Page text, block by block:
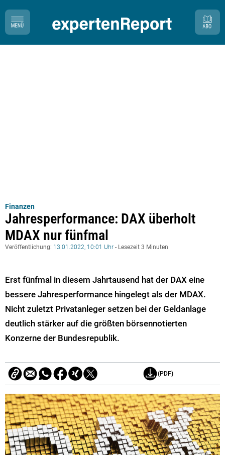
Finanzen
Jahresperformance: DAX überholt
MDAX nur fünfmal
Veröffentlichung: 13.01.2022, 10:01 Uhr - Lesezeit 3 Minuten
Erst fünfmal in diesem Jahrtausend hat der DAX eine
bessere Jahresperformance hingelegt als der MDAX.
Nicht zuletzt Privatanleger setzen bei der Geldanlage
deutlich stärker auf die größten börsennotierten
Konzerne der Bundesrepublik.
(PDF)